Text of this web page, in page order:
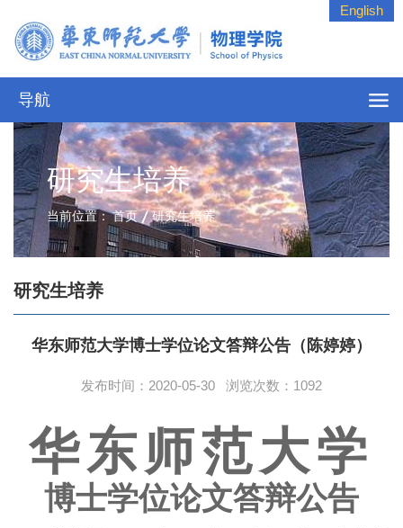
English
导航
研究生培养
当前位置：首页 研究生培养
研究生培养
华东师范大学博士学位论文答辩公告（陈婷婷）
发布时间：2020-05-30 浏览次数： 1092
华东师范大学
博士学位论文答辩公告